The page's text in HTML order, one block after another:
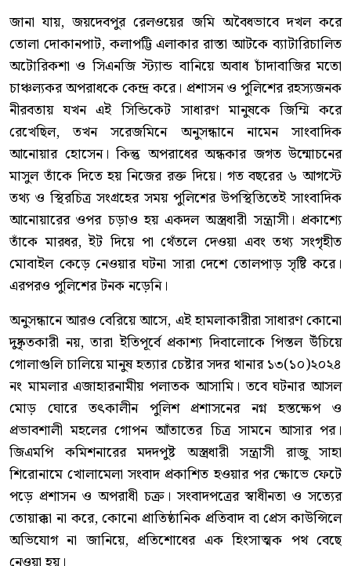
জানা যায়, জয়দেবপুর রেলওয়ের জমি অবৈধভাবে দখল করে
তোলা দোকানপাট, কলাপট্টি এলাকার রাস্তা আটকে ব্যাটারিচালিত
অটোরিকশা ও সিএনজি স্ট্যান্ড বানিয়ে অবাধ চাঁদাবাজির মতো
চাঞ্চল্যকর অপরাধকে কেন্দ্র করে। প্রশাসন ও পুলিশের রহস্যজনক
নীরবতায় যখন এই সিন্ডিকেট সাধারণ মানুষকে জিম্মি করে
রেখেছিল, তখন সরেজমিনে অনুসন্ধানে নামেন সাংবাদিক
আনোয়ার হোসেন। কিন্তু অপরাধের অন্ধকার জগত উন্মোচনের
মাসুল তাঁকে দিতে হয় নিজের রক্ত দিয়ে। গত বছরের ৬ আগস্টে
তথ্য ও স্থিরচিত্র সংগ্রহের সময় পুলিশের উপস্থিতিতেই সাংবাদিক
আনোয়ারের ওপর চড়াও হয় একদল অস্ত্রধারী সন্ত্রাসী। প্রকাশ্যে
তাঁকে মারধর, ইট দিয়ে পা থেঁতলে দেওয়া এবং তথ্য সংগৃহীত
মোবাইল কেড়ে নেওয়ার ঘটনা সারা দেশে তোলপাড় সৃষ্টি করে।
এরপরও পুলিশের টনক নড়েনি।
অনুসন্ধানে আরও বেরিয়ে আসে, এই হামলাকারীরা সাধারণ কোনো
দুষ্কৃতকারী নয়, তারা ইতিপূর্বে প্রকাশ্য দিবালোকে পিস্তল উঁচিয়ে
গোলাগুলি চালিয়ে মানুষ হত্যার চেষ্টার সদর থানার ১৩(১০)২০২৪
নং মামলার এজাহারনামীয় পলাতক আসামি। তবে ঘটনার আসল
মোড় ঘোরে তৎকালীন পুলিশ প্রশাসনের নগ্ন হস্তক্ষেপ ও
প্রভাবশালী মহলের গোপন আঁতাতের চিত্র সামনে আসার পর।
জিএমপি কমিশনারের মদদপুষ্ট অস্ত্রধারী সন্ত্রাসী রাজু সাহা
শিরোনামে খোলামেলা সংবাদ প্রকাশিত হওয়ার পর ক্ষোভে ফেটে
পড়ে প্রশাসন ও অপরাধী চক্র। সংবাদপত্রের স্বাধীনতা ও সত্যের
তোয়াক্কা না করে, কোনো প্রাতিষ্ঠানিক প্রতিবাদ বা প্রেস কাউন্সিলে
অভিযোগ না জানিয়ে, প্রতিশোধের এক হিংসাত্মক পথ বেছে